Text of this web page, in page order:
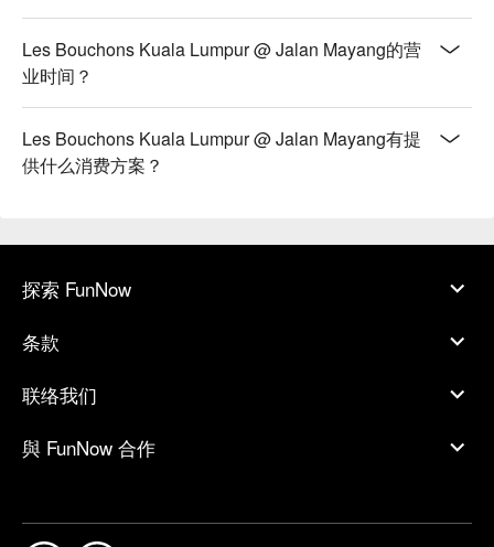
Les Bouchons Kuala Lumpur @ Jalan Mayang的营
业时间？
Les Bouchons Kuala Lumpur @ Jalan Mayang有提
供什么消费方案？
探索 FunNow
条款
联络我们
與 FunNow 合作